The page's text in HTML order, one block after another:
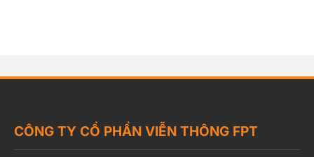
CÔNG TY CỔ PHẦN VIỄN THÔNG FPT